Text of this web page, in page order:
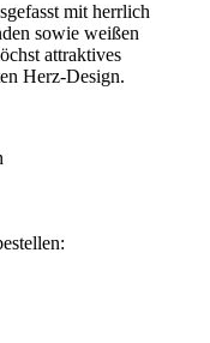
mit herrlich
sowie weißen
attraktives
Herz-Design.